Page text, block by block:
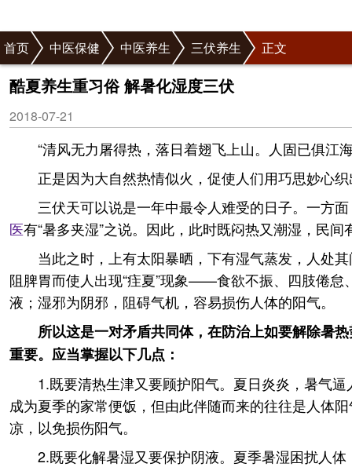
首页 中医保健 中医养生 三伏养生 正文
酷夏养生重习俗 解暑化湿度三伏
2018-07-21
“清风无力屠得热，落日着翅飞上山。人固已俱江
正是因为大自然热情似火，促使人们用巧思妙心
三伏天可以说是一年中最令人难受的日子。一方
医有“暑多夹湿”之说。因此，此时既闷热又潮湿，民间
当此之时，上有太阳暴晒，下有湿气蒸发，人处
阻脾胃而使人出现“疰夏”现象——食欲不振、四肢倦
液；湿邪为阴邪，阻碍气机，容易损伤人体的阳气。
所以这是一对矛盾共同体，在防治上如要解除暑
重要。应当掌握以下几点：
1.既要清热生津又要顾护阳气。夏日炎炎，暑气
成为夏季的家常便饭，但由此伴随而来的往往是人体
凉，以免损伤阳气。
2.既要化解暑湿又要保护阴液。夏季暑湿困扰人